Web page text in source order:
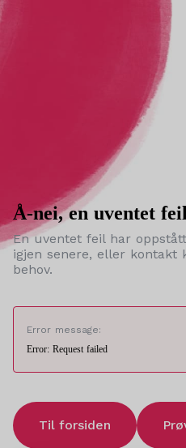
Å-nei, en uventet
En uventet feil har
igjen senere, eller kontakt
behov.
Error message:
Error: Request failed
Til forsiden